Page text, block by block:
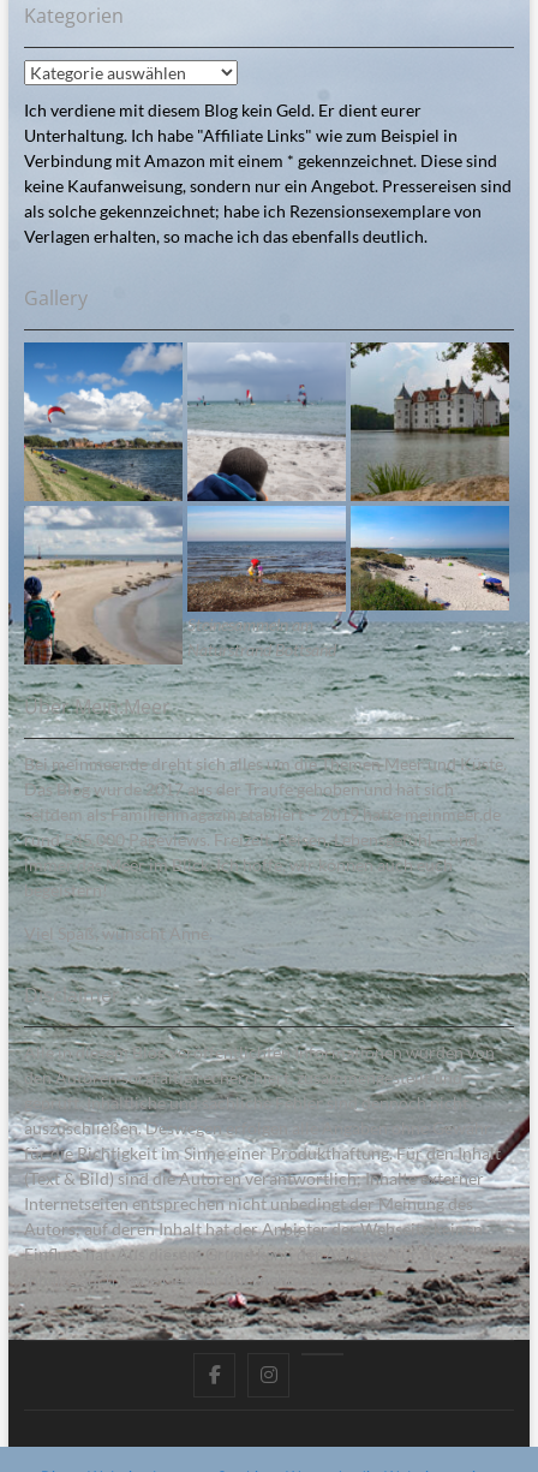
Kategorien
Kategorien
Ich verdiene mit diesem Blog kein Geld. Er dient eurer
Unterhaltung. Ich habe "Affiliate Links" wie zum Beispiel in
Verbindung mit Amazon mit einem * gekennzeichnet. Diese sind
keine Kaufanweisung, sondern nur ein Angebot. Pressereisen sind
als solche gekennzeichnet; habe ich Rezensionsexemplare von
Verlagen erhalten, so mache ich das ebenfalls deutlich.
Gallery
Steinesammeln am
Naturstrand Bottsand
Über Mein:Meer
Bei meinmeer.de dreht sich alles um die Themen Meer und Küste.
Das Blog wurde 2017 aus der Traufe gehoben und hat sich
seitdem als Familienmagazin etabliert – 2019 hatte meinmeer.de
rund 545.000 Pageviews. Freizeit, Reisen, Lebensgefühl – und
immer das Meer im Blick. Ich hoffe, wir können auch euch
begeistern!
Viel Spaß, wünscht Anne.
Disclaimer
Alle in diesem Blog veröffentlichten Informationen wurden von
den Autoren sorgfältig recherchiert, zusammengestellt und
geprüft. Inhaltliche und sachliche Fehler sind dennoch nicht
auszuschließen. Deswegen erfolgen alle Angaben ohne Gewähr
für die Richtigkeit im Sinne einer Produkthaftung. Für den Inhalt
(Text & Bild) sind die Autoren verantwortlich; Inhalte externer
Internetseiten entsprechen nicht unbedingt der Meinung des
Autors; auf deren Inhalt hat der Anbieter der Webseite keinen
Einfluss hat. Aus diesem Grund kann der Anbieter für diese
Inhalte auch keine Gewähr übernehmen.
facebookinstagram